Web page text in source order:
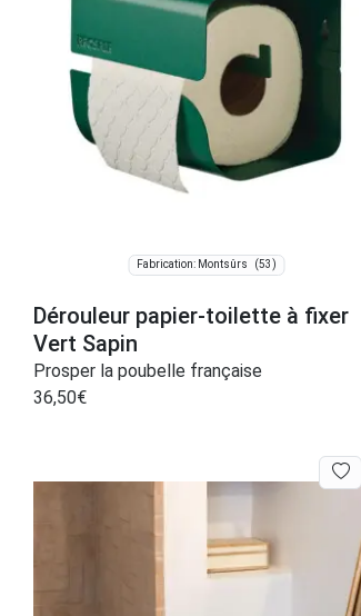
Fabrication: Montsûrs (53)
Dérouleur papier-toilette à fixer
Vert Sapin
Prosper la poubelle française
36,50€